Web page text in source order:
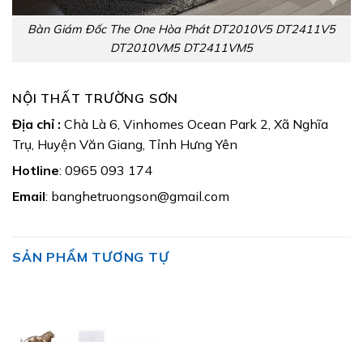
Bàn Giám Đốc The One Hòa Phát DT2010V5 DT2411V5
DT2010VM5 DT2411VM5
NỘI THẤT TRƯỜNG SƠN
Địa chỉ : Chà Là 6, Vinhomes Ocean Park 2, Xã Nghĩa
Trụ, Huyện Văn Giang, Tỉnh Hưng Yên
Hotline: 0965 093 174
Email: banghetruongson@gmail.com
SẢN PHẨM TƯƠNG TỰ